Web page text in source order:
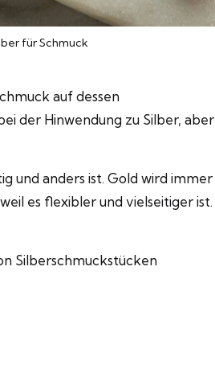
für Schmuck
auf dessen
der Hinwendung zu Silber, aber
und anders ist. Gold wird immer
es flexibler und vielseitiger ist.
Silberschmuckstücken